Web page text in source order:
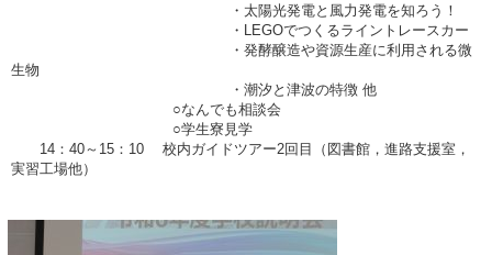
・太陽光発電と風力発電を知ろう！
・LEGOでつくるライントレースカー
・発酵醸造や資源生産に利用される微
生物
・潮汐と津波の特徴 他
○なんでも相談会
○学生寮見学
14：40～15：10 校内ガイドツアー2回目（図書館，進路支援室，
実習工場他）